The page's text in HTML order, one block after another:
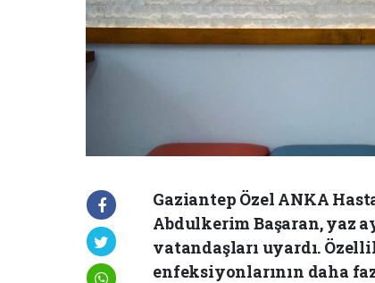
Gaziantep Özel ANKA
Abdulkerim Başaran, yaz
vatandaşları uyardı.
enfeksiyonlarının daha